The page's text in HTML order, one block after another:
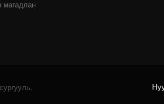
магадлан